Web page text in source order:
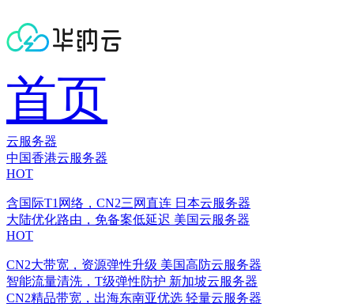
首页
云服务器
中国香港云服务器
HOT
含国际T1网络，CN2三网直连 日本云服务器
大陆优化路由，免备案低延迟 美国云服务器
HOT
CN2大带宽，资源弹性升级 美国高防云服务器
智能流量清洗，T级弹性防护 新加坡云服务器
CN2精品带宽，出海东南亚优选 轻量云服务器